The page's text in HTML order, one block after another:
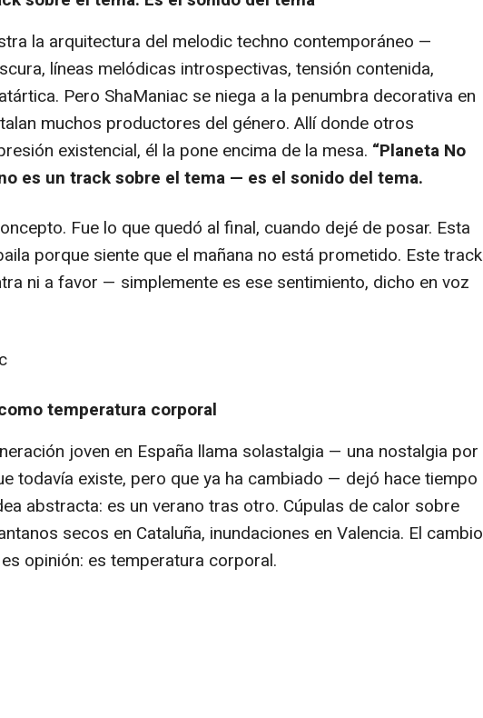
la arquitectura del melodic techno contemporáneo —
líneas melódicas introspectivas, tensión contenida,
Pero ShaManiac se niega a la penumbra decorativa en
muchos productores del género. Allí donde otros
existencial, él la pone encima de la mesa. “Planeta No
es un track sobre el tema — es el sonido del tema.
Fue lo que quedó al final, cuando dejé de posar. Esta
porque siente que el mañana no está prometido. Este track
ni a favor — simplemente es ese sentimiento, dicho en voz
temperatura corporal
joven en España llama solastalgia — una nostalgia por
todavía existe, pero que ya ha cambiado — dejó hace tiempo
abstracta: es un verano tras otro. Cúpulas de calor sobre
secos en Cataluña, inundaciones en Valencia. El cambio
opinión: es temperatura corporal.